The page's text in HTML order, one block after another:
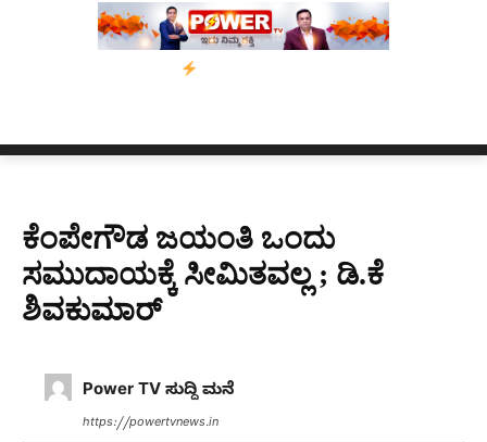
ನ್ಯೂಸ್ ಕಾರ್ಪ್‌ಗೆ ಎಐಯಿಂದ ಸಂಕಷ್ಟ: ಆಸ್ಟ್ರೇಲಿಯಾದಲ್ಲಿ
ಕೆಂಪೇಗೌಡ ಜಯಂತಿ ಒಂದು
ಸಮುದಾಯಕ್ಕೆ ಸೀಮಿತವಲ್ಲ ; ಡಿ.ಕೆ
ಶಿವಕುಮಾರ್​
Power TV ಸುದ್ದಿ ಮನೆ
https://powertvnews.in